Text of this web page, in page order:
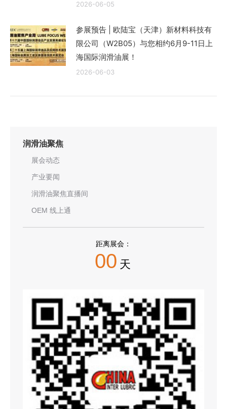
2026-06-05
参展预告 | 欧陆宝（天津）新材料科技有
限公司（W2B05）与您相约6月9-11日上
海国际润滑油展！
2026-06-03
润滑油聚焦
展会动态
产业要闻
润滑油聚焦直播间
OEM 线上通
距离展会：
00 天